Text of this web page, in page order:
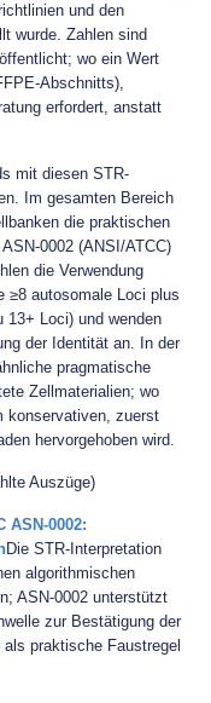
und den
wurde. Zahlen sind
wo ein Wert
Abschnitts),
erfordert, anstatt
mit diesen STR-
Im gesamten Bereich
die praktischen
(ANSI/ATCC)
die Verwendung
≥8 autosomale Loci plus
13+ Loci) und wenden
der Identität an. In der
pragmatische
Zellmaterialien; wo
konservativen, zuerst
hervorgehoben wird.
Auszüge)
ASN‑0002:
Die STR-Interpretation
algorithmischen
ASN-0002 unterstützt
zur Bestätigung der
praktische Faustregel